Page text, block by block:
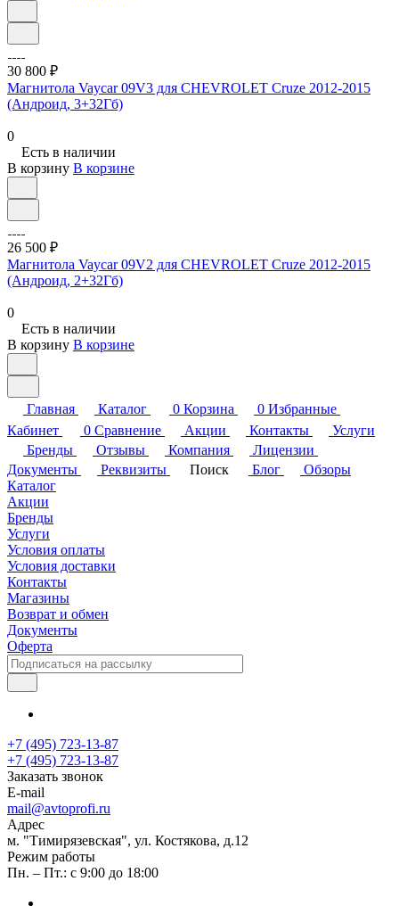
30 800 ₽
Магнитола Vaycar 09V3 для CHEVROLET Cruze 2012-2015
(Андроид, 3+32Гб)
0
Есть в наличии
В корзину В корзине
26 500 ₽
Магнитола Vaycar 09V2 для CHEVROLET Cruze 2012-2015
(Андроид, 2+32Гб)
0
Есть в наличии
В корзину В корзине
Главная Каталог 0 Корзина 0 Избранные
Кабинет
0 Сравнение Акции Контакты
Услуги
Бренды
Отзывы Компания
Лицензии
Документы
Реквизиты Поиск Блог
Обзоры
Каталог
Акции
Бренды
Услуги
Условия оплаты
Условия доставки
Контакты
Магазины
Возврат и обмен
Документы
Оферта
+7 (495) 723-13-87
+7 (495) 723-13-87
Заказать звонок
E-mail
mail@avtoprofi.ru
Адрес
м. "Тимирязевская", ул. Костякова, д.12
Режим работы
Пн. – Пт.: с 9:00 до 18:00